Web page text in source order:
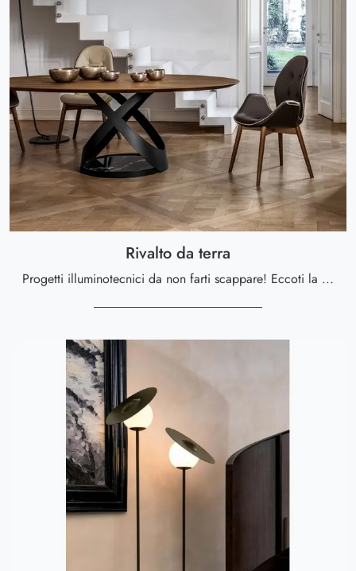
Rivalto da terra
Progetti illuminotecnici da non farti scappare! Eccoti la lampada da terra moderna Rivalto da terra di Tonin Casa.